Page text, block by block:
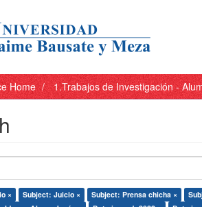
Home 1.Trabajos de Investigación -
× Subject: Juicio × Subject: Prensa chicha ×